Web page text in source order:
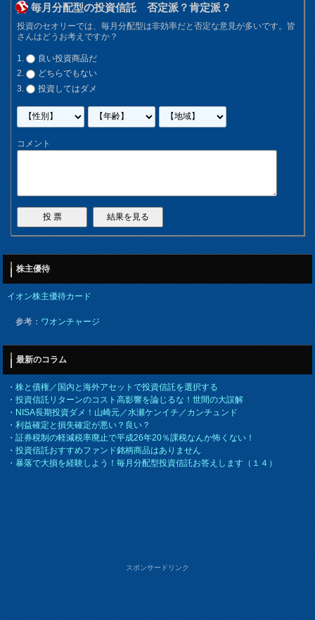
毎月分配型の投資信託 否定派？肯定派？
投資のセオリーでは、毎月分配型は非効率だと否定な意見が多いです。皆
さんはどうお考えですか？
良い投資商品だ
どちらでもない
投資してはダメ
コメント
株主優待
イオン株主優待カード
参考：ワオンチャージ
最新のコラム
・株と債権／国内と海外アセットで投資信託を選択する
・投資信託リターンのコスト高影響を論じるな！世間の大誤解
・NISA長期投資ダメ！山崎元／水瀬ケンイチ／カンチュンド
・利益確定と損失確定が悪い？良い？
・証券税制の軽減税率廃止で平成26年20％課税なんか怖くない！
・投資信託おすすめファンド銘柄商品はありません
・暴落で大損を経験しよう！毎月分配型投資信託お答えします（１４）
スポンサードリンク